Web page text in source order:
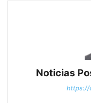
Noticias
https://